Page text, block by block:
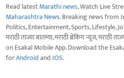
Read latestMarathi news, Watch Live
Maharashtra News. Breaking news from
Politics, Entertainment, Sports, Lifestyle,
मराठी ताज्या बातम्या, मराठी ब्रेकिंग न्यूज, मराठी
on Esakal Mobile App. Download the
forAndroidand IOS.